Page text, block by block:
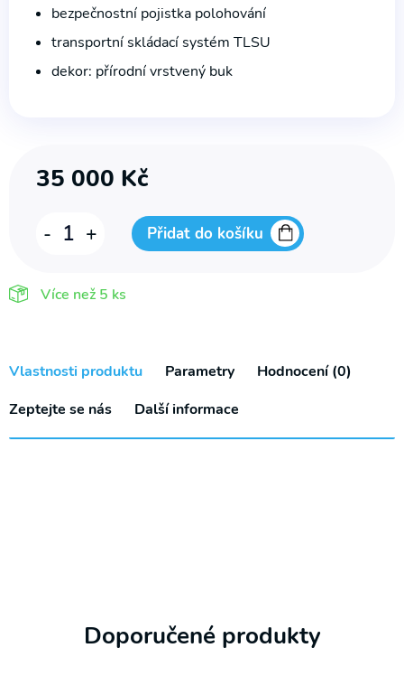
bezpečnostní pojistka polohování
transportní skládací systém TLSU
dekor: přírodní vrstvený buk
35 000 Kč
- Polohovací
nízké
4B
LOW
+ Přidat do košíku
Více než 5 ks
Vlastnosti produktu Parametry
Hodnocení (0)
Zeptejte se nás
Další informace
Doporučené produkty